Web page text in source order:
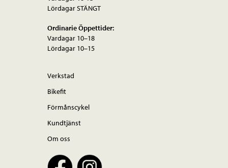
Lördagar STÄNGT
Ordinarie Öppettider:
Vardagar 10–18
Lördagar 10–15
Verkstad
Bikefit
Förmånscykel
Kundtjänst
Om oss